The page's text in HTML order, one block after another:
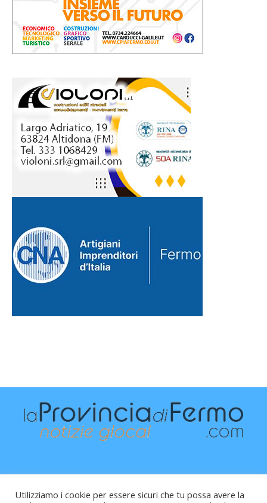
Utilizziamo i cookie per essere sicuri che tu possa avere la